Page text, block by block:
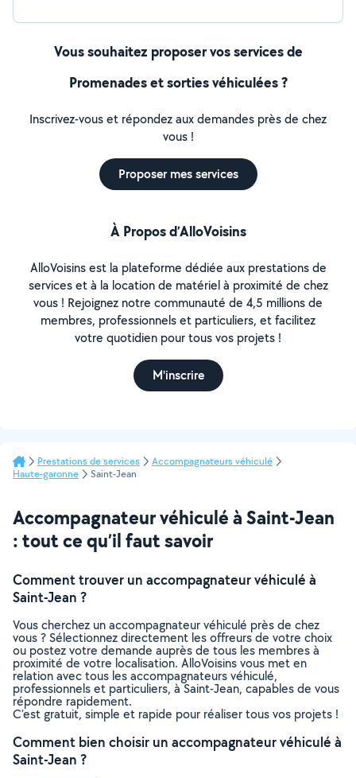
Vous souhaitez proposer vos services de
Promenades et sorties véhiculées ?
Inscrivez-vous et répondez aux demandes près de chez
vous !
Proposer mes services
À Propos d’AlloVoisins
AlloVoisins est la plateforme dédiée aux prestations de
services et à la location de matériel à proximité de chez
vous ! Rejoignez notre communauté de 4,5 millions de
membres, professionnels et particuliers, et facilitez
votre quotidien pour tous vos projets !
M'inscrire
Prestations de services
Accompagnateurs véhiculé
Haute-garonne
Saint-Jean
Accompagnateur véhiculé à Saint-Jean
: tout ce qu’il faut savoir
Comment trouver un accompagnateur véhiculé à
Saint-Jean ?
Vous cherchez un accompagnateur véhiculé près de chez
vous ? Sélectionnez directement les offreurs de votre choix
ou postez votre demande auprès de tous les membres à
proximité de votre localisation. AlloVoisins vous met en
relation avec tous les accompagnateurs véhiculé,
professionnels et particuliers, à Saint-Jean, capables de vous
répondre rapidement.
C’est gratuit, simple et rapide pour réaliser tous vos projets !
Comment bien choisir un accompagnateur véhiculé à
Saint-Jean ?